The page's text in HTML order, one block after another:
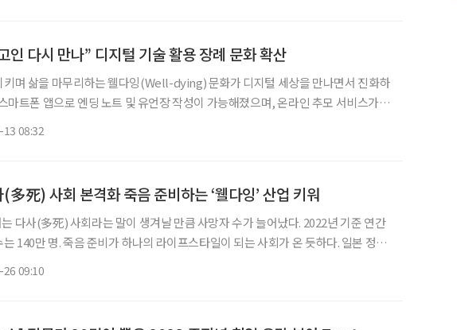
인 다시 만나” 디지털 기술 활용 장례 문화 확산
키며 삶을 마무리하는 웰다잉(Well-dying) 문화가 디지털 세상을 만나면서 진화하
마트폰 앱으로 엔딩 노트 및 유언장 작성이 가능해졌으며, 온라인 추모 서비스가
08:32
多死) 사회 본격화 죽음 준비하는 ‘웰다잉’ 산업 키워
다사(多死) 사회라는 말이 생겨날 만큼 사망자 수가 늘어났다. 2022년 기준 연간
140만 명. 죽음 준비가 하나의 라이프스타일이 되는 사회가 온 듯하다. 일본 정부
09:10